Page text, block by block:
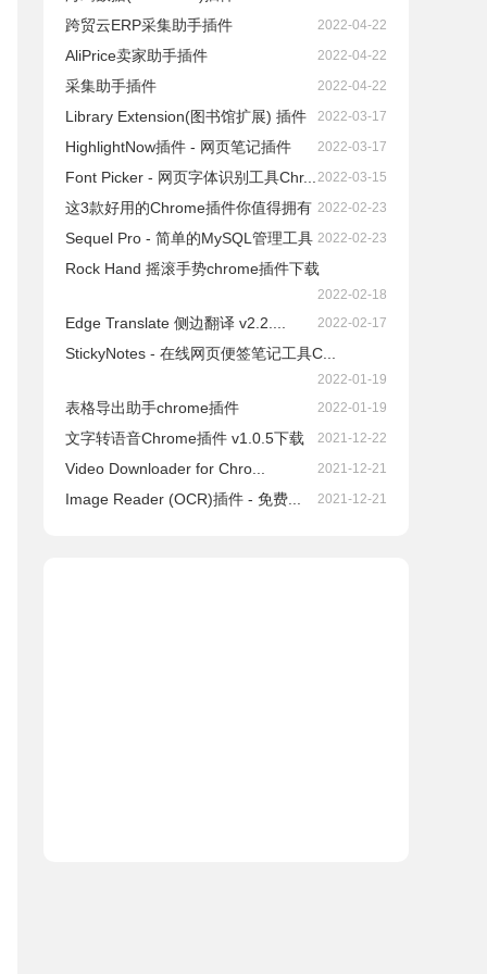
跨贸云ERP采集助手插件 2022-04-22
AliPrice卖家助手插件 2022-04-22
采集助手插件 2022-04-22
Library Extension(图书馆扩展) 插件 2022-03-17
HighlightNow插件 - 网页笔记插件 2022-03-17
Font Picker - 网页字体识别工具Chr... 2022-03-15
这3款好用的Chrome插件你值得拥有 2022-02-23
Sequel Pro - 简单的MySQL管理工具 2022-02-23
Rock Hand 摇滚手势chrome插件下载
2022-02-18
Edge Translate 侧边翻译 v2.2.... 2022-02-17
StickyNotes - 在线网页便签笔记工具C...
2022-01-19
表格导出助手chrome插件 2022-01-19
文字转语音Chrome插件 v1.0.5下载 2021-12-22
Video Downloader for Chro... 2021-12-21
Image Reader (OCR)插件 - 免费... 2021-12-21